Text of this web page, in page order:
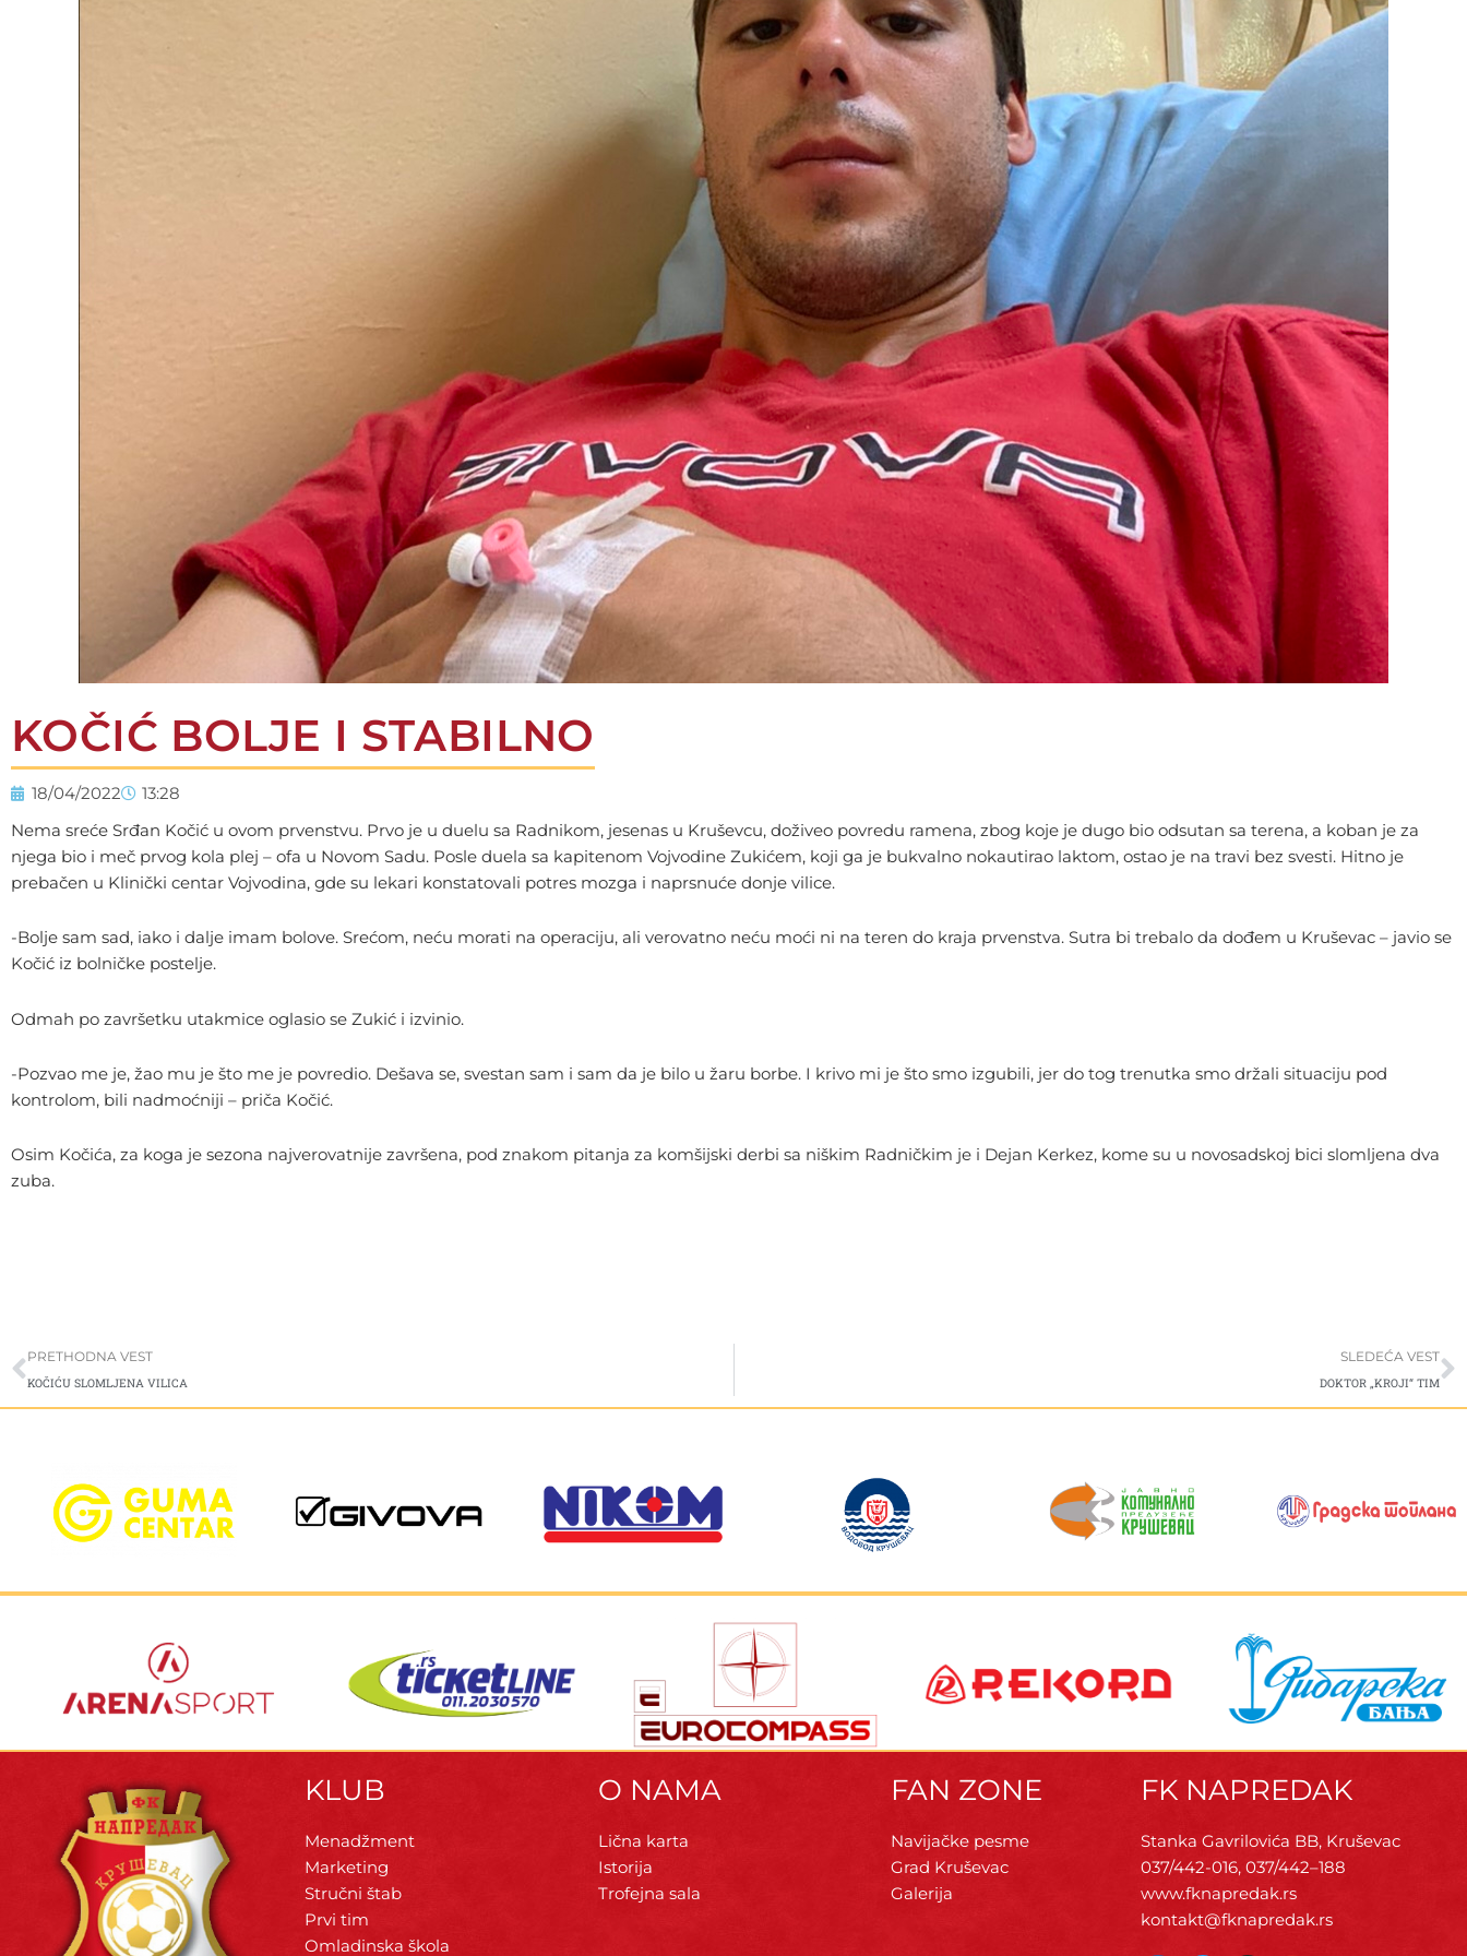
KOČIĆ BOLJE I STABILNO
18/04/2022
13:28
Nema sreće Srđan Kočić u ovom prvenstvu. Prvo je u duelu sa Radnikom, jesenas u Kruševcu, doživeo povredu ramena, zbog koje je dugo bio odsutan sa terena, a koban je za
njega bio i meč prvog kola plej – ofa u Novom Sadu. Posle duela sa kapitenom Vojvodine Zukićem, koji ga je bukvalno nokautirao laktom, ostao je na travi bez svesti. Hitno je
prebačen u Klinički centar Vojvodina, gde su lekari konstatovali potres mozga i naprsnuće donje vilice.
-Bolje sam sad, iako i dalje imam bolove. Srećom, neću morati na operaciju, ali verovatno neću moći ni na teren do kraja prvenstva. Sutra bi trebalo da dođem u Kruševac – javio se
Kočić iz bolničke postelje.
Odmah po završetku utakmice oglasio se Zukić i izvinio.
-Pozvao me je, žao mu je što me je povredio. Dešava se, svestan sam i sam da je bilo u žaru borbe. I krivo mi je što smo izgubili, jer do tog trenutka smo držali situaciju pod
kontrolom, bili nadmoćniji – priča Kočić.
Osim Kočića, za koga je sezona najverovatnije završena, pod znakom pitanja za komšijski derbi sa niškim Radničkim je i Dejan Kerkez, kome su u novosadskoj bici slomljena dva
zuba.
Prev
PRETHODNA VEST
KOČIĆU SLOMLJENA VILICA
SLEDEĆA VEST
DOKTOR „KROJI“ TIM
KLUB
Menadžment
Marketing
Stručni štab
Prvi tim
Omladinska škola
O NAMA
Lična karta
Istorija
Trofejna sala
FAN ZONE
Navijačke pesme
Grad Kruševac
Galerija
FK NAPREDAK
Stanka Gavrilovića BB, Kruševac
037/442-016, 037/442–188
www.fknapredak.rs
kontakt@fknapredak.rs